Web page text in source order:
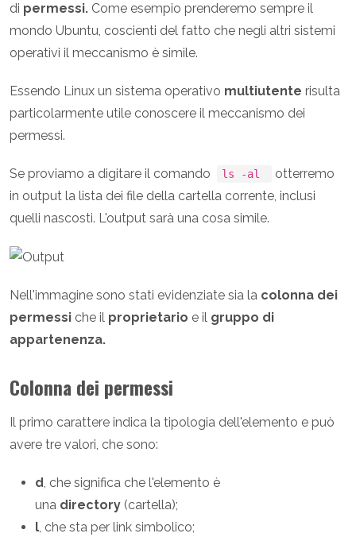
di permessi. Come esempio prenderemo sempre il
mondo Ubuntu, coscienti del fatto che negli altri sistemi
operativi il meccanismo è simile.
Essendo Linux un sistema operativo multiutente risulta
particolarmente utile conoscere il meccanismo dei
permessi.
Se proviamo a digitare il comando ls -al
otterremo
in output la lista dei file della cartella corrente, inclusi
quelli nascosti. L'output sarà una cosa simile.
Nell'immagine sono stati evidenziate sia la colonna dei
permessi che il proprietario e il gruppo di
appartenenza.
Colonna dei permessi
Il primo carattere indica la tipologia dell'elemento e può
avere tre valori, che sono:
d, che significa che l'elemento è
una directory (cartella);
l, che sta per link simbolico;